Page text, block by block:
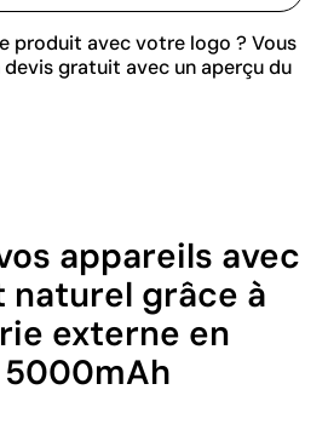
produit avec votre logo ? Vous
gratuit avec un aperçu du
appareils avec
naturel grâce à
externe en